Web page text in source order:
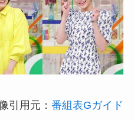
引用元：番組表Gガイド